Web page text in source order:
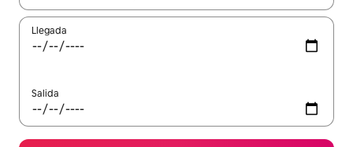
Llegada
Salida